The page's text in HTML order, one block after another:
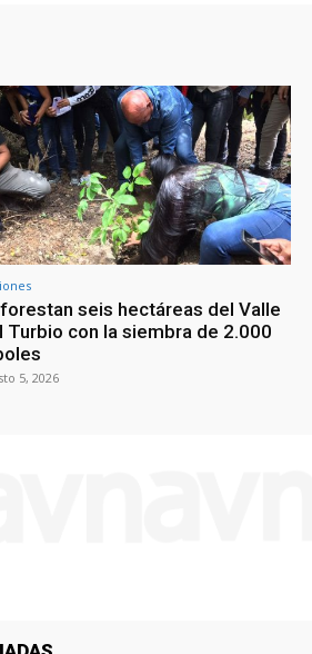
seis hectáreas del Valle
Turbio con la siembra de 2.000
5, 2026